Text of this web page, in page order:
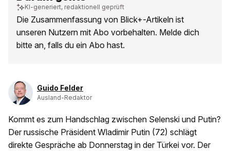
KI-generiert, redaktionell geprüft
Die Zusammenfassung von Blick+-Artikeln ist
unseren Nutzern mit Abo vorbehalten. Melde dich
bitte an, falls du ein Abo hast.
Guido Felder
Ausland-Redaktor
Kommt es zum Handschlag zwischen Selenski und Putin?
Der russische Präsident Wladimir Putin (72) schlägt
direkte Gespräche ab Donnerstag in der Türkei vor. Der